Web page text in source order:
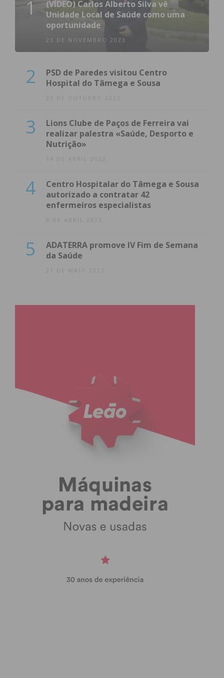
1
(VÍDEO) Carlos Alberto Silva vê
Unidade Local de Saúde como uma
oportunidade
23 DE NOVEMBRO 2023
2
PSD de Paredes visitou Centro
Hospital do Tâmega e Sousa
23 DE OUTUBRO 2023
3
Lions Clube de Paços de Ferreira vai
realizar palestra «Saúde, Desporto e
Nutrição»
14 DE ABRIL 2022
4
Centro Hospitalar do Tâmega e Sousa
autorizado a contratar 42
enfermeiros especialistas
8 DE ABRIL 2022
5
ADATERRA promove IV Fim de Semana
da Saúde
21 DE MAIO 2021